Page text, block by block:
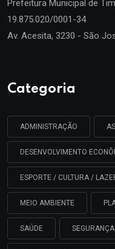
Prefeitura Municipal de
19.875.020/0001-34
Av. Acesita, 3230 - São
Categoria
ADMINISTRAÇÃO
DESENVOLVIMENTO
ESPORTE / CULTURA /
MEIO AMBIENTE
SAÚDE